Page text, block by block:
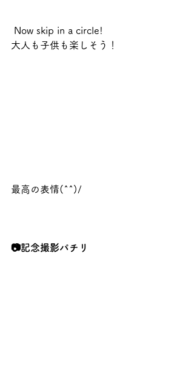
Now skip in a circle!
大人も子供も楽しそう！
最高の表情(^^)/
📷記念撮影パチリ